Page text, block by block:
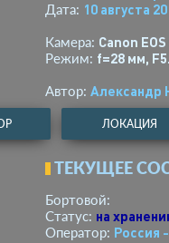
Дата: 10 августа
Камера: Canon
Режим: f=28 мм,
Автор: Александр
ЛОКАЦИЯ
ТЕКУЩЕЕ
Бортовой:
Статус: на
Оператор: Россия